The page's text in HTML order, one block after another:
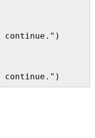
continue.")
continue.")